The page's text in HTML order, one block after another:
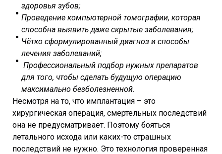
здоровья зубов;
Проведение компьютерной томографии, которая
способна выявить даже скрытые заболевания;
Чётко сформулированный диагноз и способы
лечения заболеваний;
Профессиональный подбор нужных препаратов
для того, чтобы сделать будущую операцию
максимально безболезненной.
Несмотря на то, что имплантация – это
хирургическая операция, смертельных последствий
она не предусматривает. Поэтому бояться
летального исхода или каких-то страшных
последствий не нужно. Это технология проверенная